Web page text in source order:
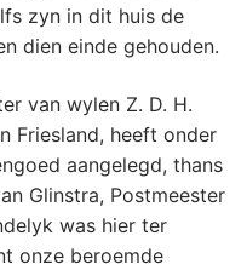
zyn in dit huis de
dien einde gehouden.
van wylen Z. D. H.
Friesland, heeft onder
aangelegd, thans
Glinstra, Postmeester
was hier ter
onze beroemde